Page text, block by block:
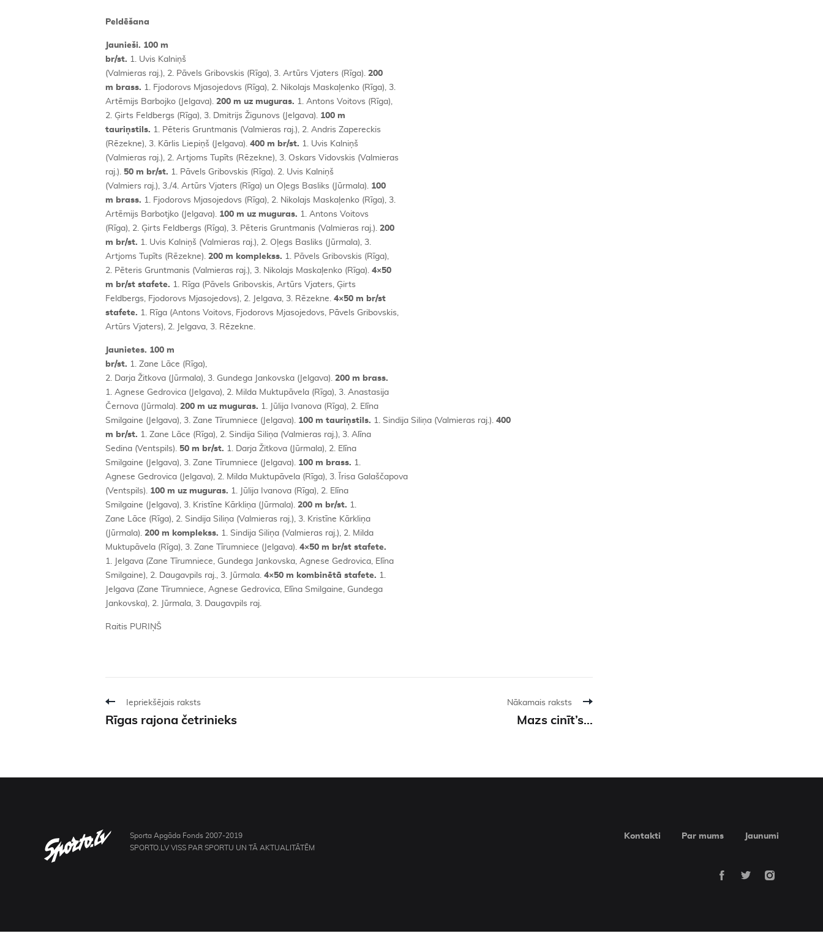
Peldēšana
Jaunieši. 100 m
br/st. 1. Uvis Kalniņš
(Valmieras raj.), 2. Pāvels Gribovskis (Rīga), 3. Artūrs Vjaters (Rīga). 200
m brass. 1. Fjodorovs Mjasojedovs (Rīga), 2. Nikolajs Maskaļenko (Rīga), 3.
Artēmijs Barbojko (Jelgava). 200 m uz muguras. 1. Antons Voitovs (Rīga),
2. Ģirts Feldbergs (Rīga), 3. Dmitrijs Žigunovs (Jelgava). 100 m
tauriņstils. 1. Pēteris Gruntmanis (Valmieras raj.), 2. Andris Zapereckis
(Rēzekne), 3. Kārlis Liepiņš (Jelgava). 400 m br/st. 1. Uvis Kalniņš
(Valmieras raj.), 2. Artjoms Tupīts (Rēzekne), 3. Oskars Vidovskis (Valmieras
raj.). 50 m br/st. 1. Pāvels Gribovskis (Rīga). 2. Uvis Kalniņš
(Valmiers raj.), 3./4. Artūrs Vjaters (Rīga) un Oļegs Basliks (Jūrmala). 100
m brass. 1. Fjodorovs Mjasojedovs (Rīga), 2. Nikolajs Maskaļenko (Rīga), 3.
Artēmijs Barbotjko (Jelgava). 100 m uz muguras. 1. Antons Voitovs
(Rīga), 2. Ģirts Feldbergs (Rīga), 3. Pēteris Gruntmanis (Valmieras raj.). 200
m br/st. 1. Uvis Kalniņš (Valmieras raj.), 2. Oļegs Basliks (Jūrmala), 3.
Artjoms Tupīts (Rēzekne). 200 m komplekss. 1. Pāvels Gribovskis (Rīga),
2. Pēteris Gruntmanis (Valmieras raj.), 3. Nikolajs Maskaļenko (Rīga). 4×50
m br/st stafete. 1. Rīga (Pāvels Gribovskis, Artūrs Vjaters, Ģirts
Feldbergs, Fjodorovs Mjasojedovs), 2. Jelgava, 3. Rēzekne. 4×50 m br/st
stafete. 1. Rīga (Antons Voitovs, Fjodorovs Mjasojedovs, Pāvels Gribovskis,
Artūrs Vjaters), 2. Jelgava, 3. Rēzekne.
Jaunietes. 100 m
br/st. 1. Zane Lāce (Rīga),
2. Darja Žitkova (Jūrmala), 3. Gundega Jankovska (Jelgava). 200 m brass.
1. Agnese Gedrovica (Jelgava), 2. Milda Muktupāvela (Rīga), 3. Anastasija
Černova (Jūrmala). 200 m uz muguras. 1. Jūlija Ivanova (Rīga), 2. Elīna
Smilgaine (Jelgava), 3. Zane Tīrumniece (Jelgava). 100 m tauriņstils. 1. Sindija Siliņa (Valmieras raj.). 400
m br/st. 1. Zane Lāce (Rīga), 2. Sindija Siliņa (Valmieras raj.), 3. Alīna
Sedina (Ventspils). 50 m br/st. 1. Darja Žitkova (Jūrmala), 2. Elīna
Smilgaine (Jelgava), 3. Zane Tīrumniece (Jelgava). 100 m brass. 1.
Agnese Gedrovica (Jelgava), 2. Milda Muktupāvela (Rīga), 3. Īrisa Galaščapova
(Ventspils). 100 m uz muguras. 1. Jūlija Ivanova (Rīga), 2. Elīna
Smilgaine (Jelgava), 3. Kristīne Kārkliņa (Jūrmala). 200 m br/st. 1.
Zane Lāce (Rīga), 2. Sindija Siliņa (Valmieras raj.), 3. Kristīne Kārkliņa
(Jūrmala). 200 m komplekss. 1. Sindija Siliņa (Valmieras raj.), 2. Milda
Muktupāvela (Rīga), 3. Zane Tīrumniece (Jelgava). 4×50 m br/st stafete.
1. Jelgava (Zane Tīrumniece, Gundega Jankovska, Agnese Gedrovica, Elīna
Smilgaine), 2. Daugavpils raj., 3. Jūrmala. 4×50 m kombinētā stafete. 1.
Jelgava (Zane Tīrumniece, Agnese Gedrovica, Elīna Smilgaine, Gundega
Jankovska), 2. Jūrmala, 3. Daugavpils raj.
Raitis PURIŅŠ
Iepriekšējais raksts
Rīgas rajona četrinieks
Nākamais raksts
Mazs cinīt’s...
Sporta Apgāda Fonds 2007-2019
SPORTO.LV VISS PAR SPORTU UN TĀ AKTUALITĀTĒM
Kontakti Par mums Jaunumi